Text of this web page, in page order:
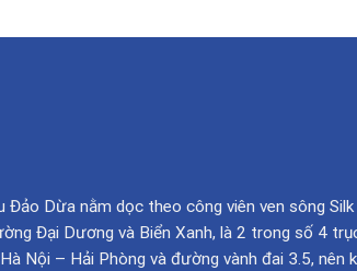
Đảo Dừa nằm dọc theo công viên ven sông
Đại Dương và Biển Xanh, là 2 trong số 4
Nội – Hải Phòng và đường vành đai 3.5,